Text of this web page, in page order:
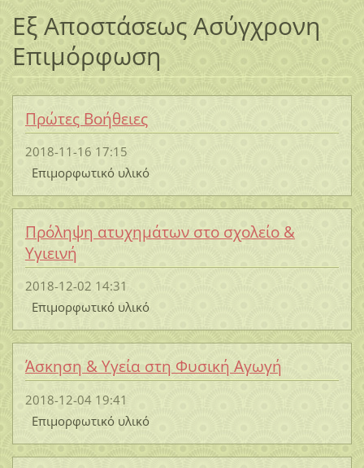
Εξ Αποστάσεως Ασύγχρονη
Επιμόρφωση
Πρώτες Βοήθειες
2018-11-16 17:15
Επιμορφωτικό υλικό
Πρόληψη ατυχημάτων στο σχολείο &
Υγιεινή
2018-12-02 14:31
Επιμορφωτικό υλικό
Άσκηση & Υγεία στη Φυσική Αγωγή
2018-12-04 19:41
Επιμορφωτικό υλικό